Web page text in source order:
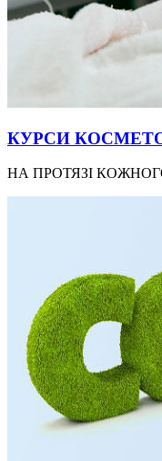
КУРСИ
НА ПРОТЯЗІ